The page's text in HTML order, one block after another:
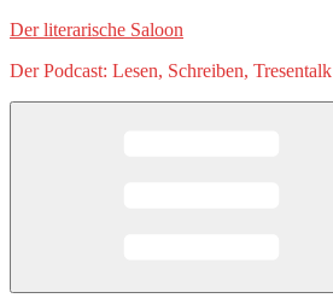
Zum
springen
Der literarische Saloon
Der Podcast: Lesen, Schreiben, Tresentalk